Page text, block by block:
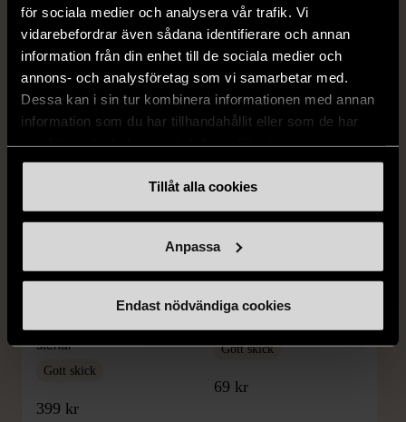
för sociala medier och analysera vår trafik. Vi
vidarebefordrar även sådana identifierare och annan
information från din enhet till de sociala medier och
annons- och analysföretag som vi samarbetar med.
Dessa kan i sin tur kombinera informationen med annan
information som du har tillhandahållit eller som de har
Tillåt alla cookies
Anpassa
Endast nödvändiga cookies
S (34-36) Nytt skick
179 kr
399 kr
KUMKUM
KumKum Ring i
stenar
Gott skick
399 kr
OKÄNT MÄRKE
Armband med färgglada
Gott skick
69 kr